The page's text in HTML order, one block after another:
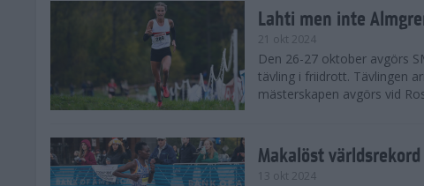
Lahti men inte
21 okt 2024
Den 26-27 oktober avgörs
tävling i friidrott. Tävlingen
mästerskapen avgörs vid
Makalöst
13 okt 2024